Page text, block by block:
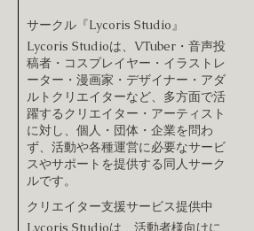
サークル『Lycoris Studio』
Lycoris Studioは、VTuber・音声投
稿者・コスプレイヤー・イラストレ
ーター・漫画家・デザイナー・アダ
ルトクリエイターなど、多方面で活
躍するクリエイター・アーティスト
に対し、個人・団体・企業を問わ
ず、活動や各種運営に必要なサービ
スやサポートを提供する同人サーク
ルです。
クリエイター支援サービス提供中
Lycoris Studioは、活動者様向けに